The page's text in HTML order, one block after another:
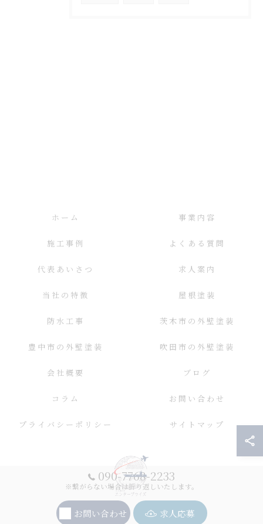
090-7768-2233
※繋がらない場合は折り返しいたします。
お問い合わせ 求人応募
ホーム 事業内容
施工事例 よくある質問
代表あいさつ 求人案内
当社の特徴 屋根塗装
防水工事 茨木市の外壁塗装
豊中市の外壁塗装 吹田市の外壁塗装
会社概要 ブログ
コラム お問い合わせ
プライバシーポリシー サイトマップ
© 2026 大阪の外壁塗装ならエンタープライズ ALL RIGHTS RESERVED.